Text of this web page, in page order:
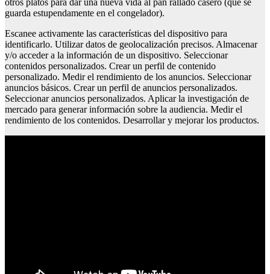
otros platos para dar una nueva vida al pan rallado casero (que se
guarda estupendamente en el congelador).
Escanee activamente las características del dispositivo para
identificarlo. Utilizar datos de geolocalización precisos. Almacenar
y/o acceder a la información de un dispositivo. Seleccionar
contenidos personalizados. Crear un perfil de contenido
personalizado. Medir el rendimiento de los anuncios. Seleccionar
anuncios básicos. Crear un perfil de anuncios personalizados.
Seleccionar anuncios personalizados. Aplicar la investigación de
mercado para generar información sobre la audiencia. Medir el
rendimiento de los contenidos. Desarrollar y mejorar los productos.